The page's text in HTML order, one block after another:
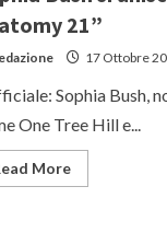
nuova
campagna
Chanel
5
21”
17 Ottobre
Sophia Bush,
One Tree Hill e...
MoreRead
more